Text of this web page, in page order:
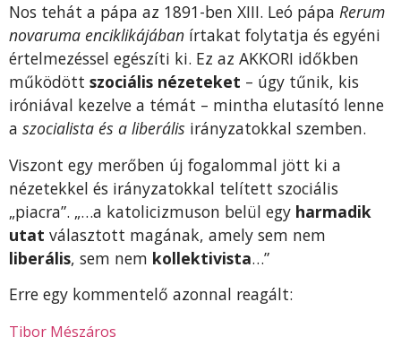
Nos tehát a pápa az 1891-ben XIII. Leó pápa Rerum
novaruma enciklikájában írtakat folytatja és egyéni
értelmezéssel egészíti ki. Ez az AKKORI időkben
működött szociális nézeteket – úgy tűnik, kis
iróniával kezelve a témát – mintha elutasító lenne
a szocialista és a liberális irányzatokkal szemben.
Viszont egy merőben új fogalommal jött ki a
nézetekkel és irányzatokkal telített szociális
„piacra”. „…a katolicizmuson belül egy harmadik
utat választott magának, amely sem nem
liberális, sem nem kollektivista…”
Erre egy kommentelő azonnal reagált:
Tibor Mészáros